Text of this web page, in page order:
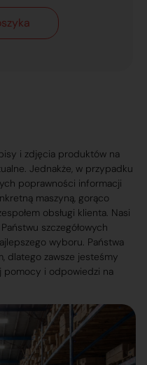
i zdjęcia produktów na
Jednakże, w przypadku
poprawności informacji
maszyną, gorąco
obsługi klienta. Nasi
szczegółowych
wyboru. Państwa
dlatego zawsze jesteśmy
pomocy i odpowiedzi na